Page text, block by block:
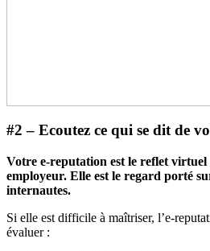
#2 – Ecoutez ce qui se dit de
Votre e-reputation est le reflet
employeur. Elle est le regard porté
internautes.
Si elle est difficile à maîtriser, l’e-
évaluer :